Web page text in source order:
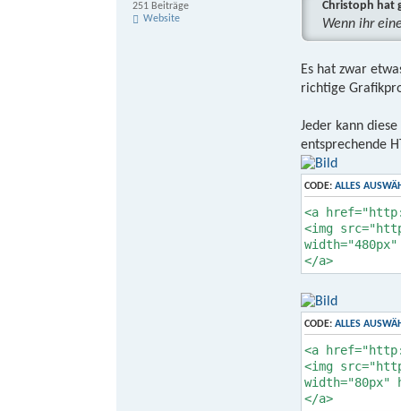
Christoph hat
Wenn ihr
Es hat zwar
richtige
Jeder kann
entsprechende
CODE: ALLES
<a
<img
</a>
CODE: ALLES
<a
<img
width="80px"
</a>
251 Beiträge
Website